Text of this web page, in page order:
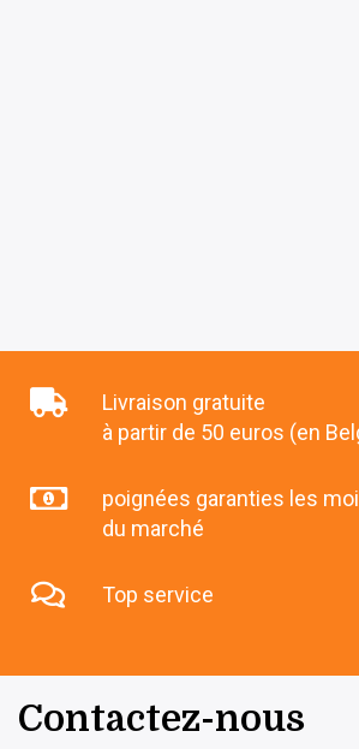
Livraison gratuite
à partir de 50 euros (en
poignées garanties les
du marché
Top service
Contactez-nous